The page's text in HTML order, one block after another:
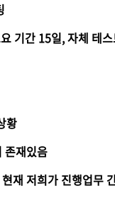
기간 15일, 자체 테
황
존재있음
재 저희가 진행업무